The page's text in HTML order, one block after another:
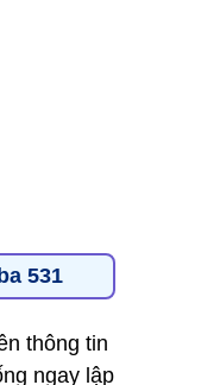
531
thông tin
ngay lập